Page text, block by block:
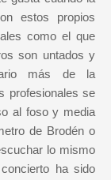
estos propios
como el que
son untados y
más de la
profesionales se
al foso y media
de Brodén o
lo mismo
ha sido